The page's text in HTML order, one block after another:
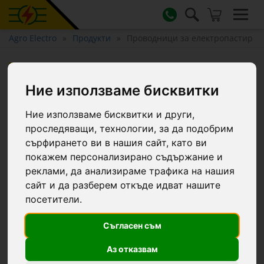
Ние използваме бисквитки
Ние използваме бисквитки и други,
проследяващи, технологии, за да подобрим
сърфирането ви в нашия сайт, като ви
покажем персонализирано съдържание и
реклами, да анализираме трафика на нашия
сайт и да разберем откъде идват нашите
посетители.
Съгласен съм
Аз отказвам
Agro Electro Продукти Проводници за електропастир
електропастир
Филтри...
Дължина:200 m
10 продукти
0579
Топ